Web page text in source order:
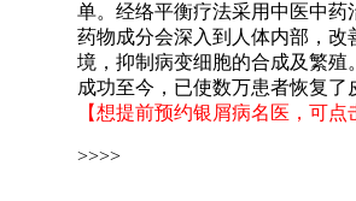
单。经络平衡疗法采用中医中药
药物成分会深入到人体内部，改
境，抑制病变细胞的合成及繁殖
成功至今，已使数万患者恢复了
【想提前预约银屑病名医，可点
>>>>